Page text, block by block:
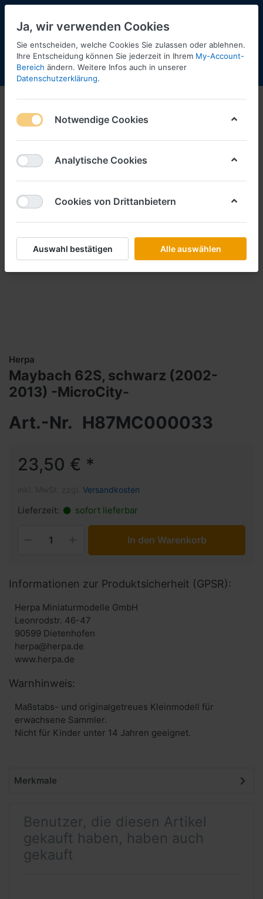
Menü Anmelden Shopaktualisierung
Herpa
Maybach 62S, schwarz (2002-
2013) -MicroCity-
Art.-Nr. H87MC000033
23,50 € *
Versandkosten
Lieferzeit: sofort lieferbar
In den Warenkorb
Informationen zur Produktsicherheit (GPSR):
Herpa Miniaturmodelle GmbH
Leonrodstr. 46-47
90599 Dietenhofen
herpa@herpa.de
www.herpa.de
Warnhinweis:
Maßstabs- und originalgetreues Kleinmodell für
erwachsene Sammler.
Nicht für Kinder unter 14 Jahren geeignet.
Merkmale
Benutzer, die diesen Artikel
gekauft haben, haben auch
gekauft
Ja, wir verwenden Cookies
Sie entscheiden, welche Cookies Sie zulassen oder ablehnen.
Ihre Entscheidung können Sie jederzeit in Ihrem My-Account-
Bereich ändern. Weitere Infos auch in unserer
Datenschutzerklärung.
Notwendige Cookies
Analytische Cookies
Cookies von Drittanbietern
Auswahl bestätigen Alle auswählen